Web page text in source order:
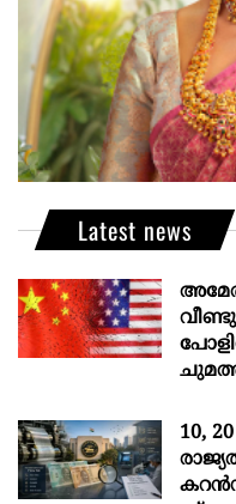
Latest news
10,